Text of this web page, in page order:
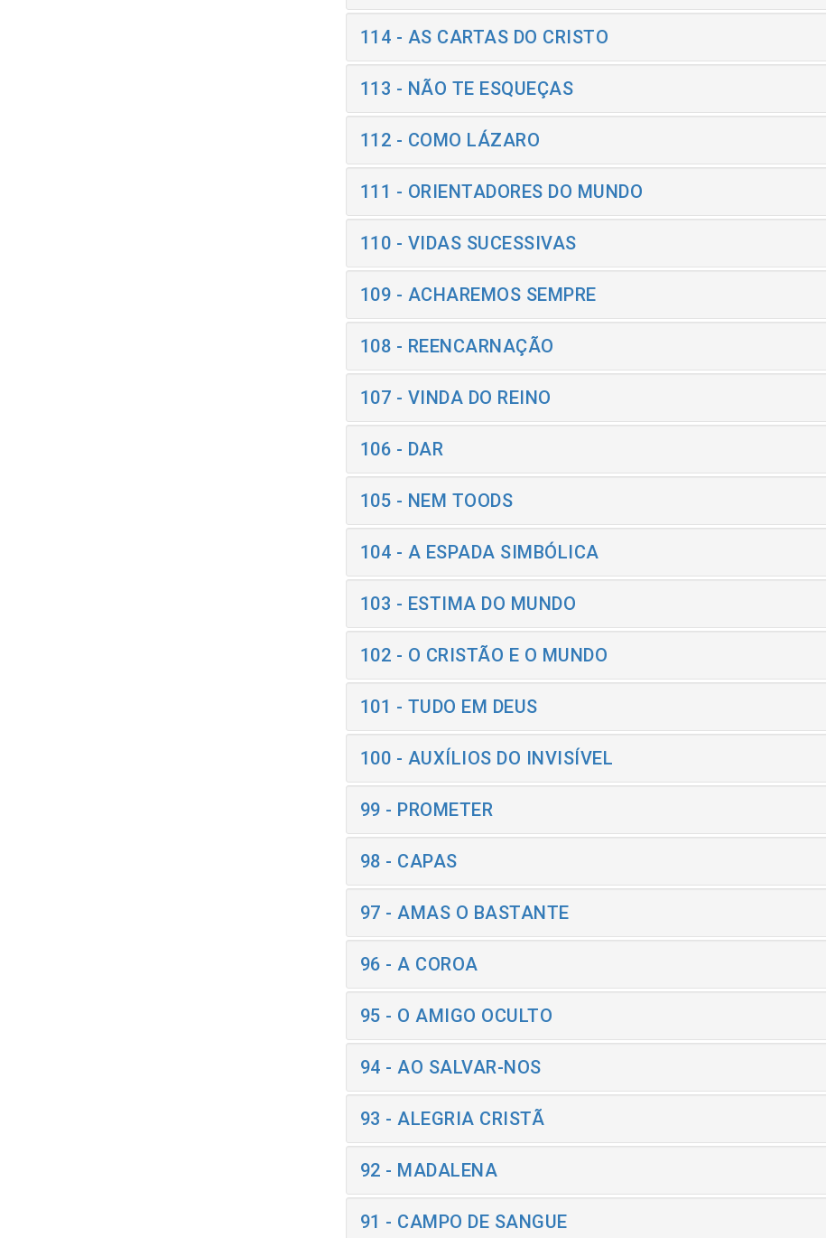
114 - AS CARTAS DO CRISTO
113 - NÃO TE ESQUEÇAS
112 - COMO LÁZARO
111 - ORIENTADORES DO MUNDO
110 - VIDAS SUCESSIVAS
109 - ACHAREMOS SEMPRE
108 - REENCARNAÇÃO
107 - VINDA DO REINO
106 - DAR
105 - NEM TOODS
104 - A ESPADA SIMBÓLICA
103 - ESTIMA DO MUNDO
102 - O CRISTÃO E O MUNDO
101 - TUDO EM DEUS
100 - AUXÍLIOS DO INVISÍVEL
99 - PROMETER
98 - CAPAS
97 - AMAS O BASTANTE
96 - A COROA
95 - O AMIGO OCULTO
94 - AO SALVAR-NOS
93 - ALEGRIA CRISTÃ
92 - MADALENA
91 - CAMPO DE SANGUE